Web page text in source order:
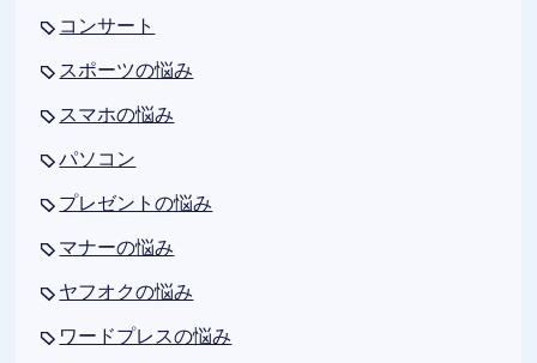
コンサート
スポーツの悩み
スマホの悩み
パソコン
プレゼントの悩み
マナーの悩み
ヤフオクの悩み
ワードプレスの悩み